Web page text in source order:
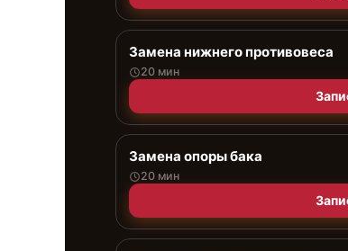
Замена нижнего противовеса
20 мин
Замена опоры бака
20 мин